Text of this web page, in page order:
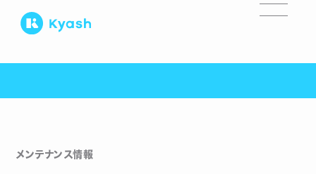
メンテナンス情報